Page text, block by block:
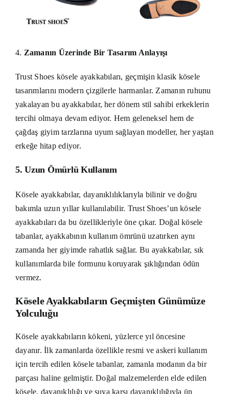
4. Zamanın Üzerinde Bir Tasarım Anlayışı
Trust Shoes kösele ayakkabıları, geçmişin klasik kösele
tasarımlarını modern çizgilerle harmanlar. Zamanın ruhunu
yakalayan bu ayakkabılar, her dönem stil sahibi erkeklerin
tercihi olmaya devam ediyor. Hem geleneksel hem de
çağdaş giyim tarzlarına uyum sağlayan modeller, her yaştan
erkeğe hitap ediyor.
5.Uzun Ömürlü Kullanım
Kösele ayakkabılar, dayanıklılıklarıyla bilinir ve doğru
bakımla uzun yıllar kullanılabilir. Trust Shoes’un kösele
ayakkabıları da bu özellikleriyle öne çıkar. Doğal kösele
tabanlar, ayakkabının kullanım ömrünü uzatırken aynı
zamanda her giyimde rahatlık sağlar. Bu ayakkabılar, sık
kullanımlarda bile formunu koruyarak şıklığından ödün
vermez.
Kösele Ayakkabıların Geçmişten Günümüze
Yolculuğu
Kösele ayakkabıların kökeni, yüzlerce yıl öncesine
dayanır. İlk zamanlarda özellikle resmi ve askeri kullanım
için tercih edilen kösele tabanlar, zamanla modanın da bir
parçası haline gelmiştir. Doğal malzemelerden elde edilen
kösele, dayanıklılığı ve suya karşı dayanıklılığıyla ün